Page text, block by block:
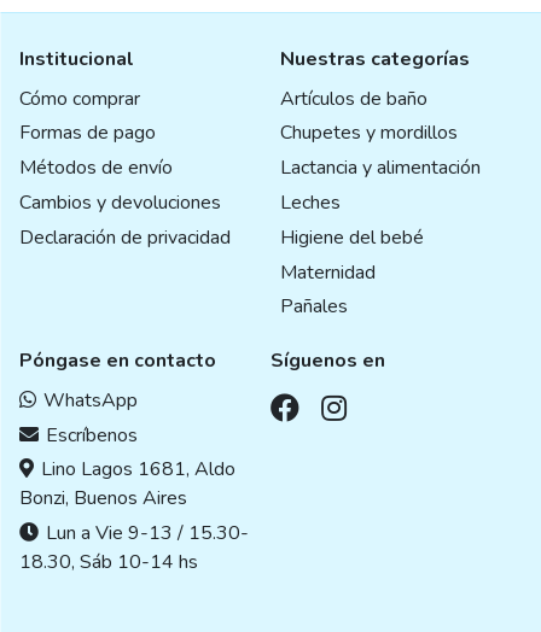
Institucional
Cómo comprar
Formas de pago
Métodos de envío
Cambios y devoluciones
Declaración de privacidad
Nuestras categorías
Artículos de baño
Chupetes y mordillos
Lactancia y alimentación
Leches
Higiene del bebé
Maternidad
Pañales
Póngase en contacto
WhatsApp
Escríbenos
Lino Lagos 1681, Aldo
Bonzi, Buenos Aires
Lun a Vie 9-13 / 15.30-
18.30, Sáb 10-14 hs
Síguenos en